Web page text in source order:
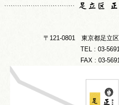
〒121-0801 東京都足立
TEL : 03-
FAX : 03-